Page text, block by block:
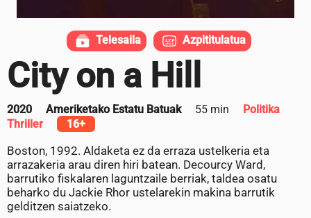
City on a Hill
2020 Ameriketako Estatu Batuak 55 min
Politika
Thriller
16+
Boston, 1992. Aldaketa ez da erraza ustelkeria eta
arrazakeria arau diren hiri batean. Decourcy Ward,
barrutiko fiskalaren laguntzaile berriak, taldea osatu
beharko du Jackie Rhor ustelarekin makina barrutik
gelditzen saiatzeko.
Telesaila Azpititulatua